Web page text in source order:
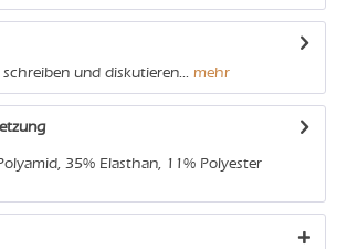
und diskutieren... mehr
35% Elasthan, 11% Polyester